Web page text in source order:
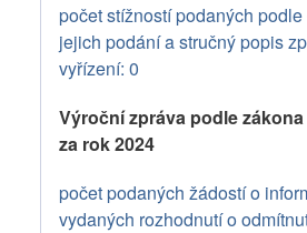
počet stížností podaných
jejich podání a stručný popis
vyřízení: 0
Výroční zpráva podle zákona
za rok 2024
počet podaných žádostí o
vydaných rozhodnutí o